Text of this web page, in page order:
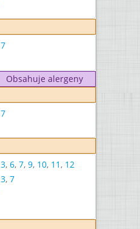
7
Obsahuje alergeny
7
3, 6, 7, 9, 10, 11, 12
3, 7